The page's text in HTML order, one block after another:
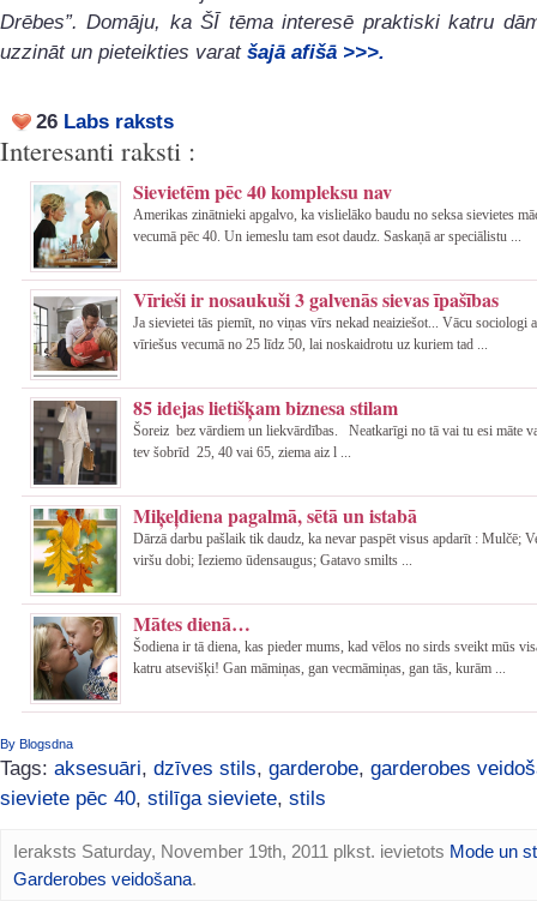
Drēbes”. Domāju, ka ŠĪ tēma interesē praktiski katru
uzzināt un pieteikties varat šajā afišā >>>.
26 Labs raksts
Interesanti raksti :
Sievietēm pēc 40 kompleksu nav
Amerikas zinātnieki apgalvo, ka vislielāko baudu no seksa sievietes
vecumā pēc 40. Un iemeslu tam esot daudz. Saskaņā ar speciālistu ...
Vīrieši ir nosaukuši 3 galvenās sievas īpašības
Ja sievietei tās piemīt, no viņas vīrs nekad neaiziešot... Vācu sociologi
vīriešus vecumā no 25 līdz 50, lai noskaidrotu uz kuriem tad ...
85 idejas lietišķam biznesa stilam
Šoreiz bez vārdiem un liekvārdības. Neatkarīgi no tā vai tu esi māte
tev šobrīd 25, 40 vai 65, ziema aiz l ...
Miķeļdiena pagalmā, sētā un istabā
Dārzā darbu pašlaik tik daudz, ka nevar paspēt visus apdarīt : Mulčē;
viršu dobi; Ieziemo ūdensaugus; Gatavo smilts ...
Mātes dienā…
Šodiena ir tā diena, kas pieder mums, kad vēlos no sirds sveikt mūs
katru atsevišķi! Gan māmiņas, gan vecmāmiņas, gan tās, kurām ...
By Blogsdna
Tags: aksesuāri, dzīves stils, garderobe, garderobes
sieviete pēc 40, stilīga sieviete, stils
Ieraksts Saturday, November 19th, 2011 plkst. ievietots Mode un
Garderobes veidošana.